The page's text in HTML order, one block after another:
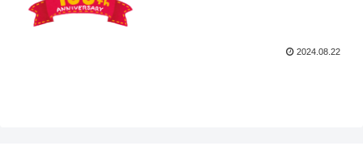
2024.08.22